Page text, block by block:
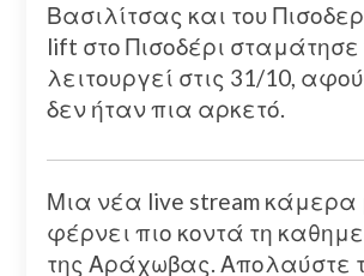
Βασιλίτσας και του
lift στο Πισοδέρι
λειτουργεί στις 31/10, αφού
δεν ήταν πια αρκετό.
Μια νέα live stream κάμερα
φέρνει πιο κοντά τη
της Αράχωβας. Απολαύστε